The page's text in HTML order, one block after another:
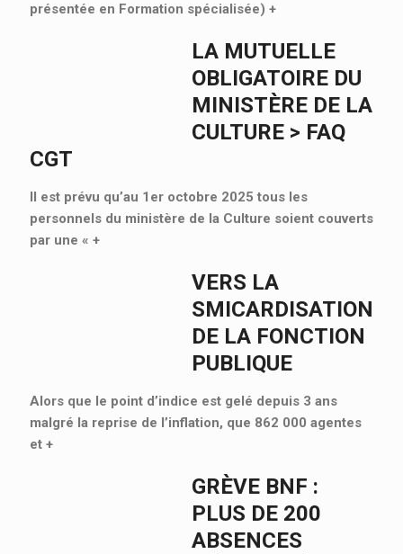
présentée en Formation spécialisée) +
LA MUTUELLE
OBLIGATOIRE DU
MINISTÈRE DE LA
CULTURE > FAQ
CGT
Il est prévu qu’au 1er octobre 2025 tous les
personnels du ministère de la Culture soient couverts
par une « +
VERS LA
SMICARDISATION
DE LA FONCTION
PUBLIQUE
Alors que le point d’indice est gelé depuis 3 ans
malgré la reprise de l’inflation, que 862 000 agentes
et +
GRÈVE BNF :
PLUS DE 200
ABSENCES